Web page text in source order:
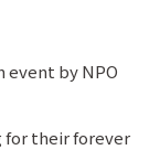
event by NPO
for their forever